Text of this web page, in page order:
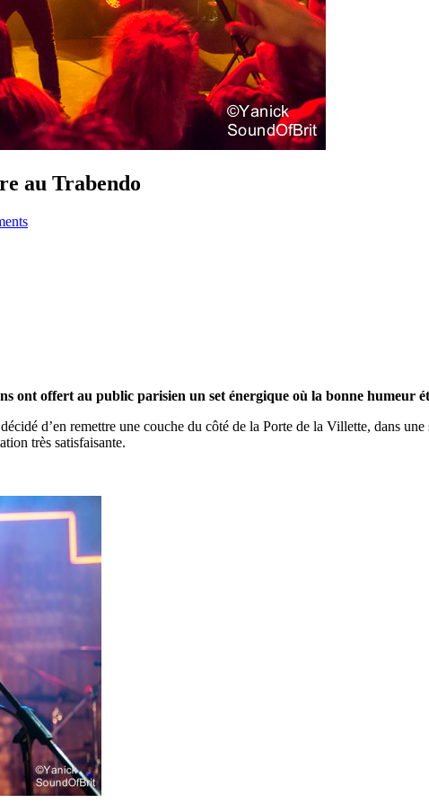
au Trabendo
ont offert au public parisien un set énergique où la bonne humeur
d’en remettre une couche du côté de la Porte de la Villette, dans
très satisfaisante.